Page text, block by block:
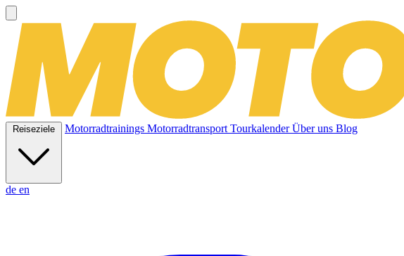
Reiseziele Motorradtrainings Motorradtransport TourkalenderÜber uns Blog
de en